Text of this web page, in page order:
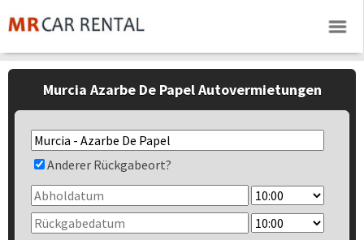
Murcia Azarbe De Papel Autovermietungen
Anderer Rückgabeort?